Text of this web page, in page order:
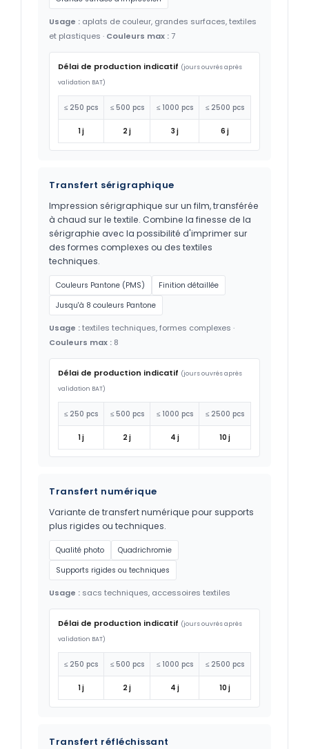
Usage : aplats de couleur, grandes surfaces, textiles
et plastiques · Couleurs max :7
Délai de production indicatif (jours ouvrés après
validation BAT)
≤ 250 pcs ≤ 500 pcs ≤ 1000 pcs ≤ 2500 pcs
1 j 2 j 3 j 6 j
Transfert sérigraphique
Impression sérigraphique sur un film, transférée
à chaud sur le textile. Combine la finesse de la
sérigraphie avec la possibilité d'imprimer sur
des formes complexes ou des textiles
techniques.
Couleurs Pantone (PMS)
Finition détaillée
Jusqu'à 8 couleurs Pantone
Usage :textiles techniques, formes complexes ·
Couleurs max : 8
Délai de production indicatif (jours ouvrés après
validation BAT)
≤ 250 pcs ≤ 500 pcs ≤ 1000 pcs ≤ 2500 pcs
1 j 2 j 4 j 10 j
Transfert numérique
Variante de transfert numérique pour supports
plus rigides ou techniques.
Qualité photo
Quadrichromie
Supports rigides ou techniques
Usage : sacs techniques, accessoires textiles
Délai de production indicatif (jours ouvrés après
validation BAT)
≤ 250 pcs ≤ 500 pcs ≤ 1000 pcs ≤ 2500 pcs
1 j 2 j 4 j 10 j
Transfert réfléchissant